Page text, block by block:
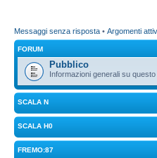
Messaggi senza risposta • Argomenti
FORUM
Pubblico
Informazioni generali su
SCALA N
SCALA H0
FREMO:87